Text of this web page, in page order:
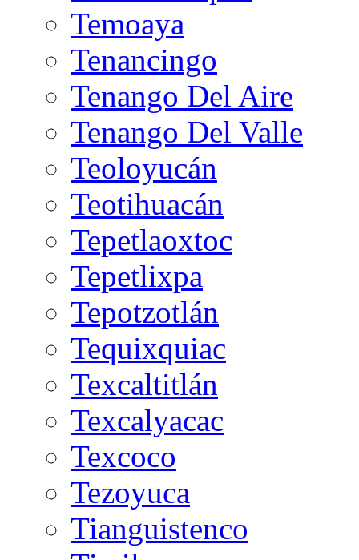
Temoaya
Tenancingo
Tenango Del Aire
Tenango Del Valle
Teoloyucán
Teotihuacán
Tepetlaoxtoc
Tepetlixpa
Tepotzotlán
Tequixquiac
Texcaltitlán
Texcalyacac
Texcoco
Tezoyuca
Tianguistenco